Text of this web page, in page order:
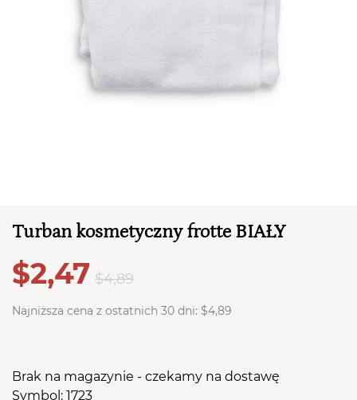
PRZEJDŹ DO KOSZYKA
Turban kosmetyczny frotte BIAŁY
$2,47 $4,89
Najniższa cena z ostatnich 30 dni: $4,89
Brak na magazynie - czekamy na dostawę
Symbol: 1723